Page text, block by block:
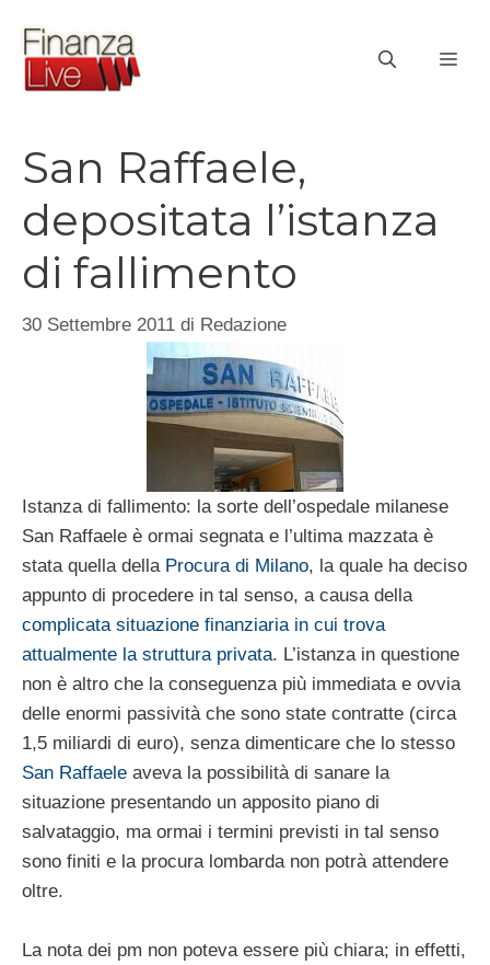
contenuto
San Raffaele,
depositata l’istanza
di fallimento
30 Settembre 2011 di Redazione
Istanza di fallimento: la sorte dell’ospedale milanese
San Raffaele è ormai segnata e l’ultima mazzata è
stata quella della Procura di Milano, la quale ha deciso
appunto di procedere in tal senso, a causa della
complicata situazione finanziaria in cui trova
attualmente la struttura privata. L’istanza in questione
non è altro che la conseguenza più immediata e ovvia
delle enormi passività che sono state contratte (circa
1,5 miliardi di euro), senza dimenticare che lo stesso
San Raffaele aveva la possibilità di sanare la
situazione presentando un apposito piano di
salvataggio, ma ormai i termini previsti in tal senso
sono finiti e la procura lombarda non potrà attendere
oltre.
La nota dei pm non poteva essere più chiara; in effetti,